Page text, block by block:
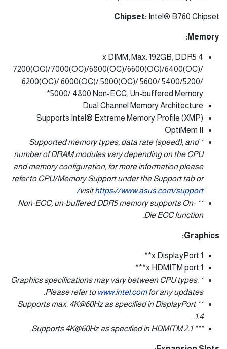
Chipset: Intel® B760 Chipset
Memory:
4 x DIMM, Max. 192GB, DDR5
7200(OC)/7000(OC)/6800(OC)/6600(OC)/6400(OC)/
6200(OC)/ 6000(OC)/ 5800(OC)/ 5600/ 5400/5200/
5000/ 4800 Non-ECC, Un-buffered Memory*
Dual Channel Memory Architecture
Supports Intel® Extreme Memory Profile (XMP)
OptiMem II
* Supported memory types, data rate (speed), and
number of DRAM modules vary depending on the CPU
and memory configuration, for more information please
refer to CPU/Memory Support under the Support tab or
visithttps://www.asus.com/support/
** Non-ECC, un-buffered DDR5 memory supports On-
Die ECC function.
Graphics:
1 x DisplayPort**
1 x HDMITM port***
* Graphics specifications may vary between CPU types.
Please refer to www.intel.comfor any updates.
** Supports max. 4K@60Hz as specified in DisplayPort
1.4.
*** Supports 4K@60Hz as specified in HDMITM 2.1.